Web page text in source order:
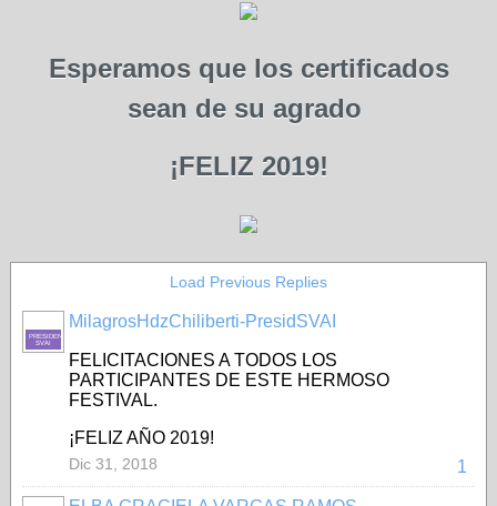
Esperamos que los certificados
sean de su agrado
¡FELIZ 2019!
Load Previous Replies
PRESIDENTE-
SVAI
MilagrosHdzChiliberti-PresidSVAI
FELICITACIONES A TODOS LOS
PARTICIPANTES DE ESTE HERMOSO
FESTIVAL.
¡FELIZ AÑO 2019!
1
Dic 31, 2018